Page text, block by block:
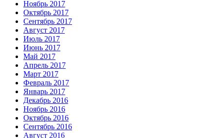
Ноябрь 2017
Октябрь 2017
Сентябрь 2017
Август 2017
Июль 2017
Июнь 2017
Май 2017
Апрель 2017
Март 2017
Февраль 2017
Январь 2017
Декабрь 2016
Ноябрь 2016
Октябрь 2016
Сентябрь 2016
Август 2016